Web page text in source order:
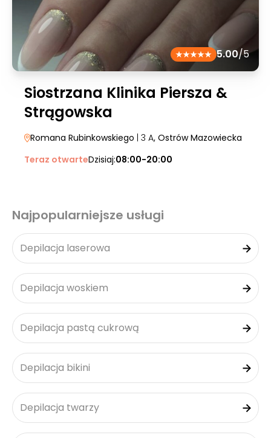
5.00/5
Siostrzana Klinika Piersza &
Strągowska
Romana Rubinkowskiego | 3 A, Ostrów Mazowiecka
Teraz otwarteDzisiaj:08:00-20:00
Najpopularniejsze usługi
Depilacja laserowa
Depilacja woskiem
Depilacja pastą cukrową
Depilacja bikini
Depilacja twarzy